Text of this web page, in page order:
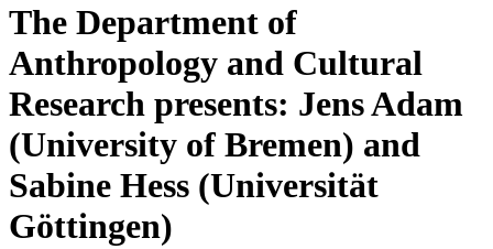
The Department of
Anthropology and Cultural
Research presents: Jens Adam
(University of Bremen) and
Sabine Hess (Universität
Göttingen)